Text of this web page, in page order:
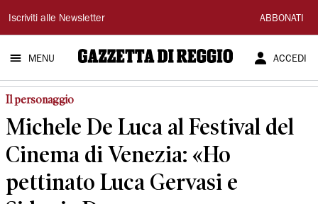
Gazzetta
di
Reggio
Iscriviti alle Newsletter ABBONATI
MENU ACCEDI
Il personaggio
Michele De Luca al Festival del
Cinema di Venezia: «Ho
pettinato Luca Gervasi e